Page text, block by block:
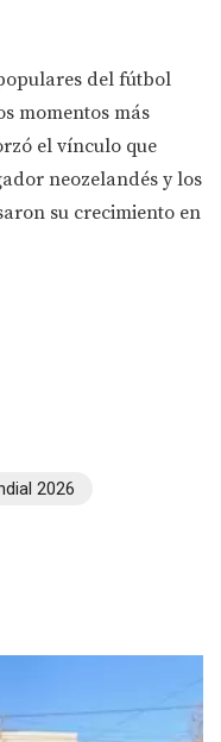
del fútbol
momentos más
el vínculo que
neozelandés y los
su crecimiento en
2026